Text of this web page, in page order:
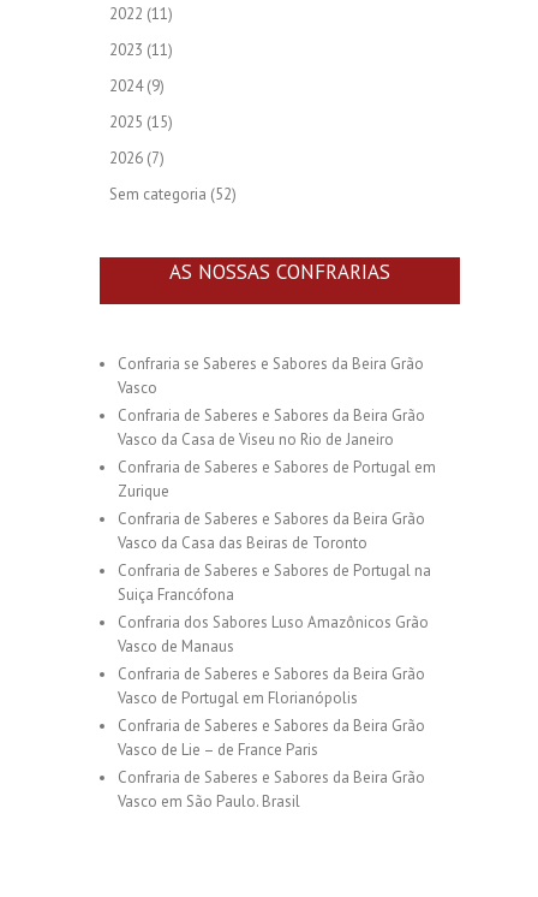
2022 (11)
2023 (11)
2024(9)
2025 (15)
2026 (7)
Sem categoria (52)
AS NOSSAS CONFRARIAS
Confraria se Saberes e Sabores da Beira Grão
Vasco
Confraria de Saberes e Sabores da Beira Grão
Vasco da Casa de Viseu no Rio de Janeiro
Confraria de Saberes e Sabores de Portugal em
Zurique
Confraria de Saberes e Sabores da Beira Grão
Vasco da Casa das Beiras de Toronto
Confraria de Saberes e Sabores de Portugal na
Suiça Francófona
Confraria dos Sabores Luso Amazônicos Grão
Vasco de Manaus
Confraria de Saberes e Sabores da Beira Grão
Vasco de Portugal em Florianópolis
Confraria de Saberes e Sabores da Beira Grão
Vasco de Lie – de France Paris
Confraria de Saberes e Sabores da Beira Grão
Vasco em São Paulo. Brasil